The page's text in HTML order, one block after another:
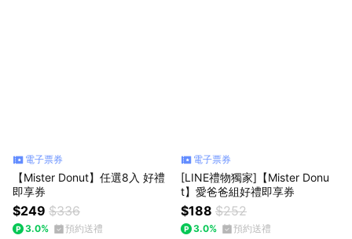
電子票券
【Mister Donut】任選8入 好禮
即享券
$249 $336
3.0% 預約送禮
電子票券
[LINE禮物獨家]【Mister Donu
t】愛爸爸組好禮即享券
$188 $252
3.0% 預約送禮